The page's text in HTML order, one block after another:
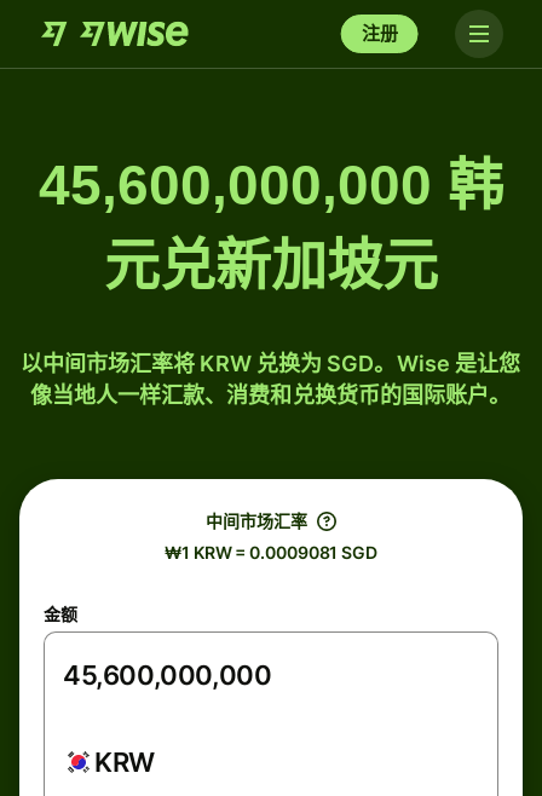
注册
45,600,000,000 韩
元兑新加坡元
以中间市场汇率将 KRW 兑换为 SGD。Wise 是让您
像当地人一样汇款、消费和兑换货币的国际账户。
中间市场汇率
₩1 KRW = 0.0009081 SGD
金额
KRW